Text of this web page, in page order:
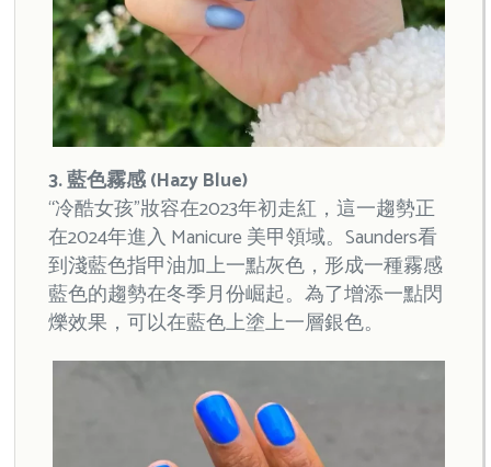
3. 藍色霧感 (Hazy Blue)
“冷酷女孩”妝容在2023年初走紅，這一趨勢正
在2024年進入 Manicure 美甲領域。Saunders看
到淺藍色指甲油加上一點灰色，形成一種霧感
藍色的趨勢在冬季月份崛起。為了增添一點閃
爍效果，可以在藍色上塗上一層銀色。